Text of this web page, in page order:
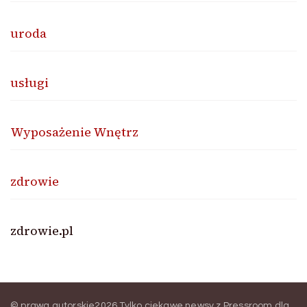
uroda
usługi
Wyposażenie Wnętrz
zdrowie
zdrowie.pl